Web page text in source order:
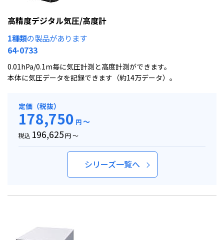
高精度デジタル気圧/高度計
1種類の製品があります
64-0733
0.01hPa/0.1m毎に気圧計測と高度計測ができます。
本体に気圧データを記録できます（約14万データ）。
定価（税抜）
178,750 円～
税込 196,625円 ～
シリーズ一覧へ